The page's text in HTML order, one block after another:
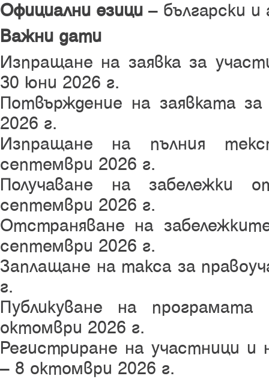
Официални езици – български и
Важни дати
Изпращане на заявка за
30 юни 2026 г.
Потвърждение на заявката
2026 г.
Изпращане на пълния
септември 2026 г.
Получаване на забележки
септември 2026 г.
Отстраняване на
септември 2026 г.
Заплащане на такса за
г.
Публикуване на
октомври 2026 г.
Регистриране на участници и
– 8 октомври 2026 г.